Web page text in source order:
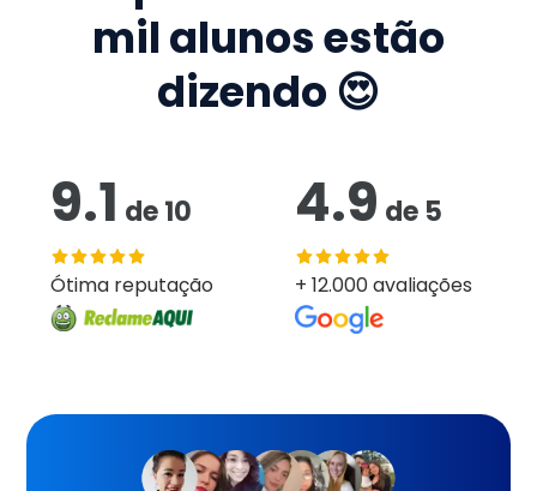
mil alunos estão
dizendo 😍
9.1 de10
Ótima reputação
4.9 de 5
+ 12.000 avaliações